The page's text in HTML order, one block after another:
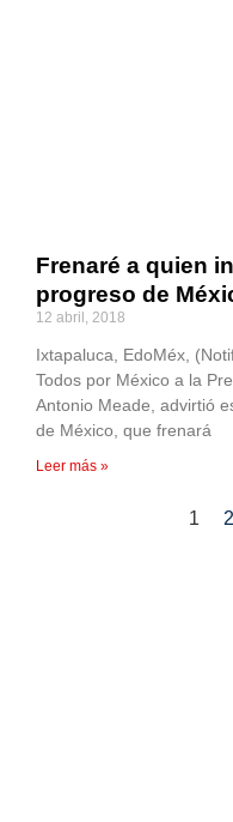
Frenaré a quien
progreso de
12 abril, 2018
Ixtapaluca, EdoMéx,
Todos por México a la
Antonio Meade, advirtió
de México, que frenará
Leer más »
1 2